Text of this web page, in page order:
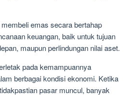
emas secara bertahap
keuangan, baik untuk tujuan
maupun perlindungan nilai aset.
pada kemampuannya
berbagai kondisi ekonomi. Ketika
pasar muncul, banyak